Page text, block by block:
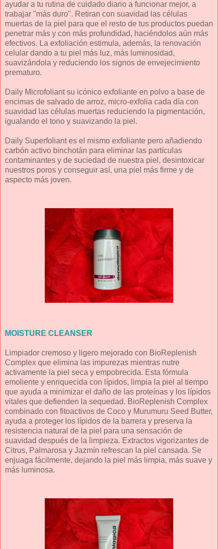
ayudar a tu rutina de cuidado diario a funcionar mejor, a
trabajar "más duro". Retiran con suavidad las células
muertas de la piel para que el resto de tus productos puedan
penetrar más y con más profundidad, haciéndolos aún más
efectivos. La exfoliación estimula, además, la renovación
celular dando a tu piel más luz, más luminosidad,
suavizándola y reduciendo los signos de envejecimiento
prematuro.
Daily Microfoliant su icónico exfoliante en polvo a base de
encimas de salvado de arroz, micro-exfolia cada día con
suavidad las células muertas reduciendo la pigmentación,
igualando el tono y suavizando la piel.
Daily Superfoliant es el mismo exfoliante pero añadiendo
carbón activo binchotán para eliminar las partículas
contaminantes y de suciedad de nuestra piel, desintoxicar
nuestros poros y conseguir así, una piel más firme y de
aspecto más joven.
MOISTURE CLEANSER
Limpiador cremoso y ligero mejorado con BioReplenish
Complex que elimina las impurezas mientras nutre
activamente la piel seca y empobrecida. Esta fórmula
emoliente y enriquecida con lípidos, limpia la piel al tiempo
que ayuda a minimizar el daño de las proteínas y los lípidos
vitales que defienden la sequedad. BioReplenish Complex
combinado con fitoactivos de Coco y Murumuru Seed Butter,
ayuda a proteger los lípidos de la barrera y preserva la
resistencia natural de la piel para una sensación de
suavidad después de la limpieza. Extractos vigorizantes de
Citrus, Palmarosa y Jazmín refrescan la piel cansada. Se
enjuaga fácilmente, dejando la piel más limpia, más suave y
más luminosa.